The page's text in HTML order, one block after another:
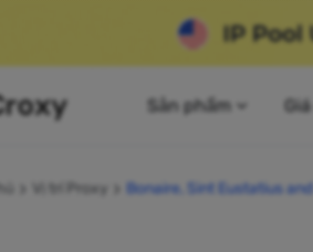
Sản phẩm
Vị trí Proxy Bonaire, Sint Eustatius